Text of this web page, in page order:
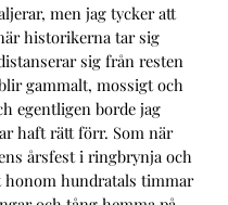
men jag tycker att
historikerna tar sig
sig från resten
gammalt, mossigt och
egentligen borde jag
haft rätt förr. Som när
årsfest i ringbrynja och
hundratals timmar